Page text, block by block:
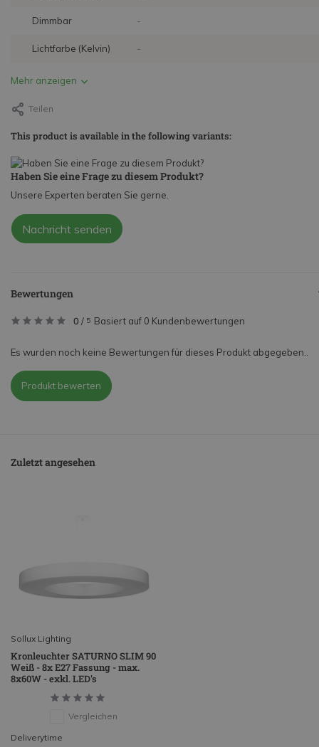
Dimmbar -
Lichtfarbe (Kelvin) -
Mehr anzeigen
Teilen
This product is available in the following variants:
Haben Sie eine Frage zu diesem Produkt?
Unsere Experten beraten Sie gerne.
Nachricht senden
Bewertungen
0 / 5 Basiert auf 0 Kundenbewertungen
Es wurden noch keine Bewertungen für dieses Produkt abgegeben..
Produkt bewerten
Zuletzt angesehen
Sollux Lighting
Kronleuchter SATURNO SLIM 90
Weiß - 8x E27 Fassung - max.
8x60W - exkl. LED's
Vergleichen
Deliverytime